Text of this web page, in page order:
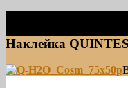
Наклейка